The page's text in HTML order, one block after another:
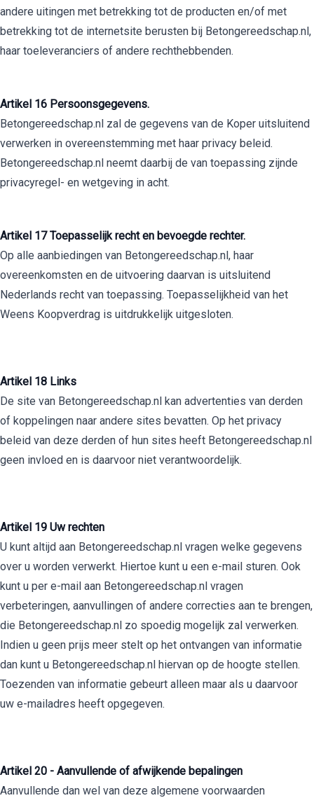
andere uitingen met betrekking tot de producten en/of met
betrekking tot de internetsite berusten bij Betongereedschap.nl,
haar toeleveranciers of andere rechthebbenden.
Artikel 16 Persoonsgegevens.
Betongereedschap.nl zal de gegevens van de Koper uitsluitend
verwerken in overeenstemming met haar privacy beleid.
Betongereedschap.nl neemt daarbij de van toepassing zijnde
privacyregel- en wetgeving in acht.
Artikel 17 Toepasselijk recht en bevoegde rechter.
Op alle aanbiedingen van Betongereedschap.nl, haar
overeenkomsten en de uitvoering daarvan is uitsluitend
Nederlands recht van toepassing. Toepasselijkheid van het
Weens Koopverdrag is uitdrukkelijk uitgesloten.
Artikel 18 Links
De site van Betongereedschap.nl kan advertenties van derden
of koppelingen naar andere sites bevatten. Op het privacy
beleid van deze derden of hun sites heeft Betongereedschap.nl
geen invloed en is daarvoor niet verantwoordelijk.
Artikel 19 Uw rechten
U kunt altijd aan Betongereedschap.nl vragen welke gegevens
over u worden verwerkt. Hiertoe kunt u een e-mail sturen. Ook
kunt u per e-mail aan Betongereedschap.nl vragen
verbeteringen, aanvullingen of andere correcties aan te brengen,
die Betongereedschap.nl zo spoedig mogelijk zal verwerken.
Indien u geen prijs meer stelt op het ontvangen van informatie
dan kunt u Betongereedschap.nl hiervan op de hoogte stellen.
Toezenden van informatie gebeurt alleen maar als u daarvoor
uw e-mailadres heeft opgegeven.
Artikel 20 - Aanvullende of afwijkende bepalingen
Aanvullende dan wel van deze algemene voorwaarden